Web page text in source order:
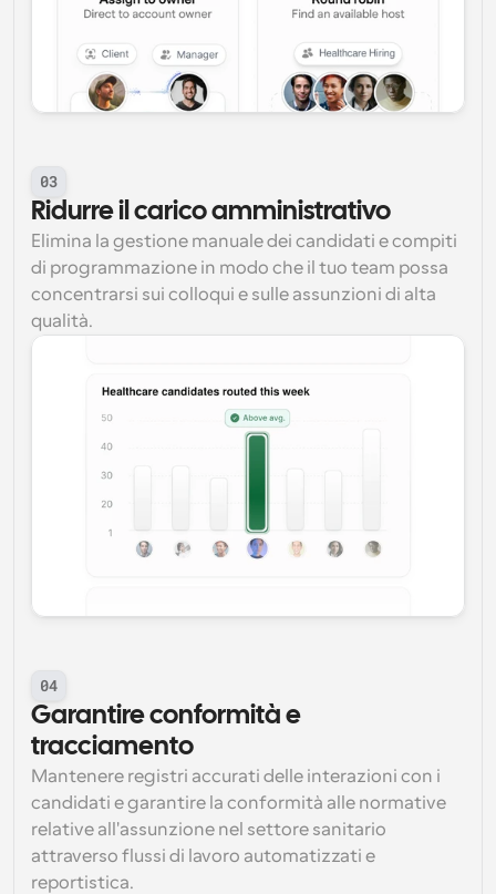
03
Ridurre il carico amministrativo
Elimina la gestione manuale dei candidati e compiti
di programmazione in modo che il tuo team possa
concentrarsi sui colloqui e sulle assunzioni di alta
qualità.
04
Garantire conformità e
tracciamento
Mantenere registri accurati delle interazioni con i
candidati e garantire la conformità alle normative
relative all'assunzione nel settore sanitario
attraverso flussi di lavoro automatizzati e
reportistica.